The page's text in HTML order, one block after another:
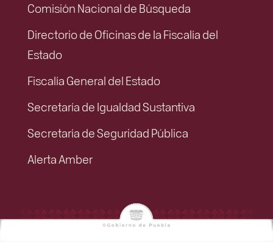
Comisión Nacional de Búsqueda
Directorio de Oficinas de la Fiscalía del
Estado
Fiscalía General del Estado
Secretaría de Igualdad Sustantiva
Secretaría de Seguridad Pública
Alerta Amber